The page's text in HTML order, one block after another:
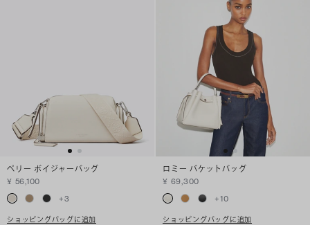
ペリー ボイジャーバッグ
¥ 56,100
+3
ショッピングバッグに追加
ロミー バケットバッグ
¥ 69,300
+10
ショッピングバッグに追加